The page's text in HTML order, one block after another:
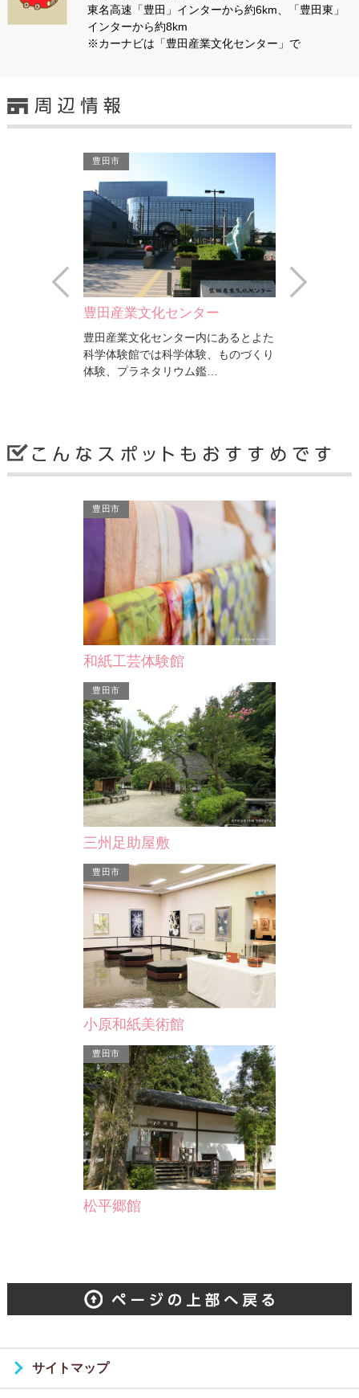
東名高速「豊田」インターから約6km、「豊田東」
インターから約8km
※カーナビは「豊田産業文化センター」で
ー内にあるとよた
学体験、ものづくり
喜楽亭
豊田産業文化センター内にある「喜楽
亭」は、大正末期から昭和にかけて建
てられた、町屋建築の面…
ター内にある「喜楽
ら昭和にかけて建
ORBIT
豊田市駅から徒歩5分のところにある
ORBITは、人気ブランドのボードやウ
ェットスーツなどサーフグ…
ランドのボードやウ
Ｔ－ＦＡＣＥ（豊田まちづ…
ンテリアに加え、カフェやレストラン
も充実し、豊田市民の憩…
Prev
豊田市
和紙工芸体験館
豊田市
三州足助屋敷
豊田市
小原和紙美術館
豊田市
松平郷館
サイトマップ